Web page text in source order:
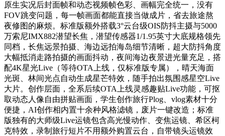
原生实况后封面帧和动态视频帧色彩、画幅完全统一，没有
FOV跳变问题，每一帧画面都能直接当做成片，省去旅途熬
夜修图的麻烦。标准版额外搭载3°云台级OIS防抖主摄与5000
万索尼IMX882潜望长焦，潜望传感器1/1.95英寸大底规格领先
同档，长焦远景拍摄、海边远拍海岛细节清晰，超大防抖角度
大幅抵消走路拍摄的画面抖动，夜间海边夜景进光量充足，搭
配4K星光Live（等待OTA上线，仅标准版专属），晴天海面
光斑、林间光点自动生成星芒特效，随手拍出氛围感星空Live
大片。创作层面，全系后续OTA上线灵感趣贴Live功能，可抠
取动态人像自由拼贴画面，学生创作旅行Plog、vlog素材十分
便捷，AI创作相内置十余种风格滤镜，废片一键改造；标准
版独有的大师级Live运镜包含高光慢动作、变焦运镜、希区柯
克特效，录制旅行短片不用额外购置云台，自带镜头运镜效